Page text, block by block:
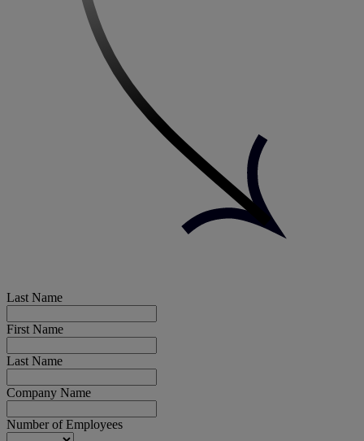
Last Name
First Name
Last Name
Company Name
Number of Employees